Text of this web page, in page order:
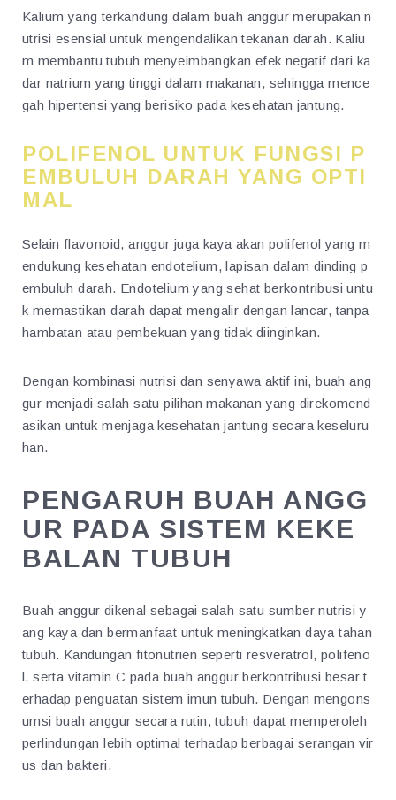
Kalium yang terkandung dalam buah anggur merupakan n
utrisi esensial untuk mengendalikan tekanan darah. Kaliu
m membantu tubuh menyeimbangkan efek negatif dari ka
dar natrium yang tinggi dalam makanan, sehingga mence
gah hipertensi yang berisiko pada kesehatan jantung.
POLIFENOL UNTUK FUNGSI P
EMBULUH DARAH YANG OPTI
MAL
Selain flavonoid, anggur juga kaya akan polifenol yang m
endukung kesehatan endotelium, lapisan dalam dinding p
embuluh darah. Endotelium yang sehat berkontribusi untu
k memastikan darah dapat mengalir dengan lancar, tanpa
hambatan atau pembekuan yang tidak diinginkan.
Dengan kombinasi nutrisi dan senyawa aktif ini, buah ang
gur menjadi salah satu pilihan makanan yang direkomend
asikan untuk menjaga kesehatan jantung secara keseluru
han.
PENGARUH BUAH ANGG
UR PADA SISTEM KEKE
BALAN TUBUH
Buah anggur dikenal sebagai salah satu sumber nutrisi y
ang kaya dan bermanfaat untuk meningkatkan daya tahan
tubuh. Kandungan fitonutrien seperti resveratrol, polifeno
l, serta vitamin C pada buah anggur berkontribusi besar t
erhadap penguatan sistem imun tubuh. Dengan mengons
umsi buah anggur secara rutin, tubuh dapat memperoleh
perlindungan lebih optimal terhadap berbagai serangan vir
us dan bakteri.